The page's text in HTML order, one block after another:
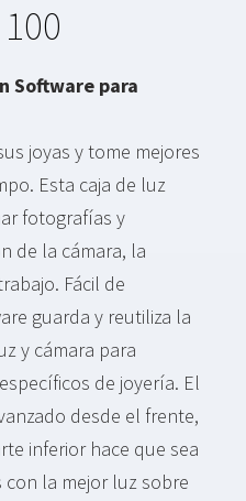
Software para
joyas y tome mejores
Esta caja de luz
fotografías y
de la cámara, la
Fácil de
guarda y reutiliza la
y cámara para
de joyería. El
desde el frente,
inferior hace que sea
la mejor luz sobre